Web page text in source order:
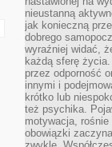
nieustanną
jak konieczną
dobrego
wyraźniej widać,
każdą sferę
przez odporność
innymi i
krótko lub
też psychika.
motywacja,
obowiązki